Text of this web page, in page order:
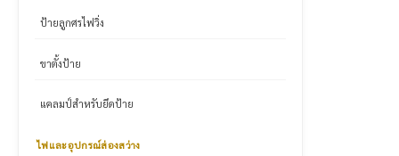
ป้ายลูกศรไฟวิ่ง
ขาตั้งป้าย
แคลมป์สำหรับยึดป้าย
ไฟและอุปกรณ์ส่องสว่าง